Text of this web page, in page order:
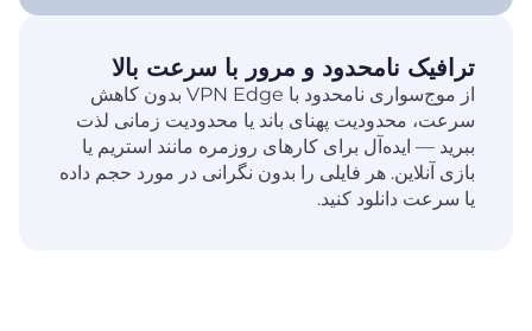
ترافیک نامحدود و مرور با سرعت بالا
از موج‌سواری نامحدود با VPN Edge بدون کاهش
سرعت، محدودیت پهنای باند یا محدودیت زمانی لذت
ببرید — ایده‌آل برای کارهای روزمره مانند استریم یا
بازی آنلاین. هر فایلی را بدون نگرانی در مورد حجم داده
یا سرعت دانلود کنید.